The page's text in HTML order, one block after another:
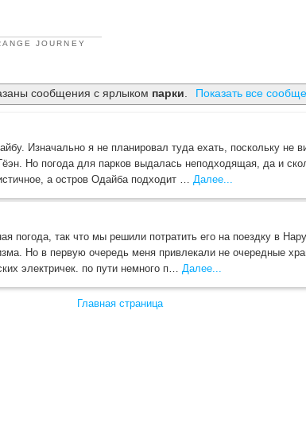
JOURNEY
сообщения с ярлыком парки. Показать все
Изначально я не планировал туда ехать, поскольку не
Но погода для парков выдалась неподходящая, да и
а остров Одайба подходит …
Далее...
погода, так что мы решили потратить его на поездку в
Но в первую очередь меня привлекали не очередные
электричек. по пути немного п…
Далее...
Главная страница